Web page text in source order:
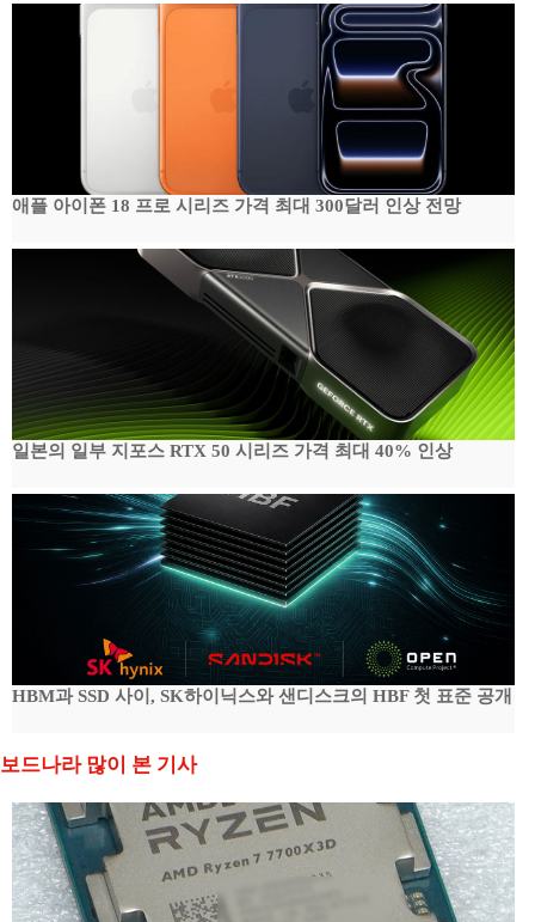
애플 아이폰 18 프로 시리즈 가격 최대 300달러 인상 전망
일본의 일부 지포스 RTX 50 시리즈 가격 최대 40% 인상
HBM과 SSD 사이, SK하이닉스와 샌디스크의 HBF 첫 표준 공개
보드나라 많이 본 기사